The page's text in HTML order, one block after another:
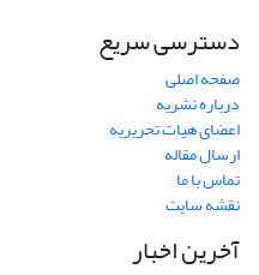
دسترسی سریع
صفحه اصلی
درباره نشریه
اعضای هیات تحریریه
ارسال مقاله
تماس با ما
نقشه سایت
آخرین اخبار